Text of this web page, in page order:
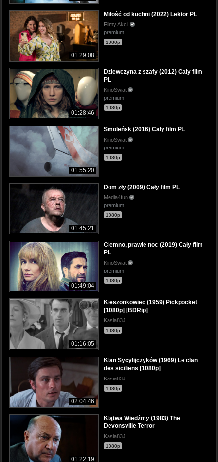
01:29:08
Miłość od kuchni (2022) Lektor PL
Filmy Akcji
premium
1080p
01:28:46
Dziewczyna z szafy (2012) Cały film
PL
KinoSwiat
premium
1080p
01:55:20
Smoleńsk (2016) Cały film PL
KinoSwiat
premium
1080p
01:45:21
Dom zły (2009) Cały film PL
Media4fun
premium
1080p
01:49:04
Ciemno, prawie noc (2019) Cały film
PL
KinoSwiat
premium
1080p
01:16:05
Kieszonkowiec (1959) Pickpocket
[1080p] [BDRip]
Kasia83J
1080p
02:04:46
Klan Sycylijczyków (1969) Le clan
des siciliens [1080p]
Kasia83J
1080p
01:22:19
Klątwa Wiedźmy (1983) The
Devonsville Terror
Kasia83J
1080p